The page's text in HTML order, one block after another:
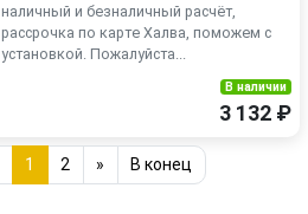
наличный и безналичный расчёт,
рассрочка по карте Халва, поможем с
установкой. Пожалуйста...
В наличии
3 132 ₽
1 2 » В конец